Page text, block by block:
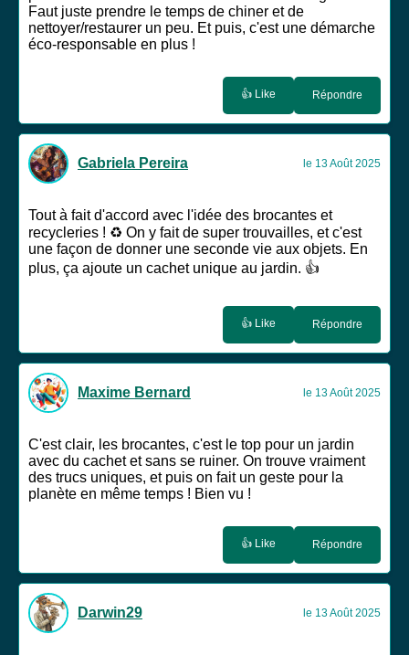
Faut juste prendre le temps de chiner et de
nettoyer/restaurer un peu. Et puis, c'est une démarche
éco-responsable en plus !
👍 Like Répondre
Gabriela Pereira le 13 Août 2025
Tout à fait d'accord avec l'idée des brocantes et
recycleries ! ♻️ On y fait de super trouvailles, et c'est
une façon de donner une seconde vie aux objets. En
plus, ça ajoute un cachet unique au jardin. 👍
👍 Like Répondre
Maxime Bernard le 13 Août 2025
C'est clair, les brocantes, c'est le top pour un jardin
avec du cachet et sans se ruiner. On trouve vraiment
des trucs uniques, et puis on fait un geste pour la
planète en même temps ! Bien vu !
👍 Like Répondre
Darwin29 le 13 Août 2025